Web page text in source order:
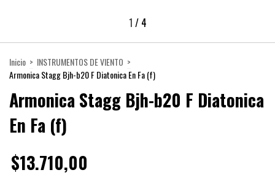
1 / 4
Inicio > INSTRUMENTOS DE VIENTO >
Armonica Stagg Bjh-b20 F Diatonica En Fa (f)
Armonica Stagg Bjh-b20 F Diatonica
En Fa (f)
$13.710,00